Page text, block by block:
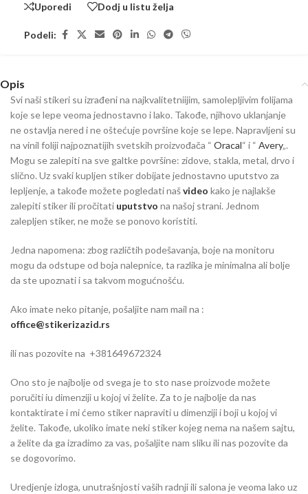
Uporedi Dodj u listu želja
Podeli:
Opis
Svi naši stikeri su izrađeni na najkvalitetniijim, samolepljivim folijama
koje se lepe veoma jednostavno i lako. Takođe, njihovo uklanjanje
ne ostavlja nered i ne oštećuje površine koje se lepe. Napravljeni su
na vinil foliji najpoznatijih svetskih proizvođača “ Oracal“ i “ Avery„.
Mogu se zalepiti na sve galtke površine: zidove, stakla, metal, drvo i
slično. Uz svaki kupljen stiker dobijate jednostavno uputstvo za
lepljenje, a takođe možete pogledati našvideo kako je najlakše
zalepiti stiker ili pročitati uputstvo na našoj strani. Jednom
zalepljen stiker, ne može se ponovo koristiti.
Jedna napomena: zbog različtih podešavanja, boje na monitoru
mogu da odstupe od boja nalepnice, ta razlika je minimalna ali bolje
da ste upoznati i sa takvom mogućnošću.
Ako imate neko pitanje, pošaljite nam mail na :
office@stikerizazid.rs
ili nas pozovite na +381649672324
Ono sto je najbolje od svega je to sto nase proizvode možete
poručiti iu dimenziji u kojoj vi želite. Za to je najbolje da nas
kontaktirate i mi ćemo stiker napraviti u dimenziji i boji u kojoj vi
želite. Takođe, ukoliko imate neki stiker kojeg nema na našem sajtu,
a želite da ga izradimo za vas, pošaljite nam sliku ili nas pozovite da
se dogovorimo.
Uredjenje izloga, unutrašnjosti vaših radnji ili salona je veoma lako uz